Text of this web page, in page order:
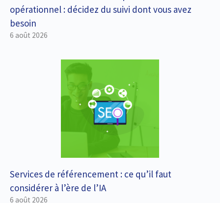
opérationnel : décidez du suivi dont vous avez
besoin
6 août 2026
Services de référencement : ce qu’il faut
considérer à l’ère de l’IA
6 août 2026